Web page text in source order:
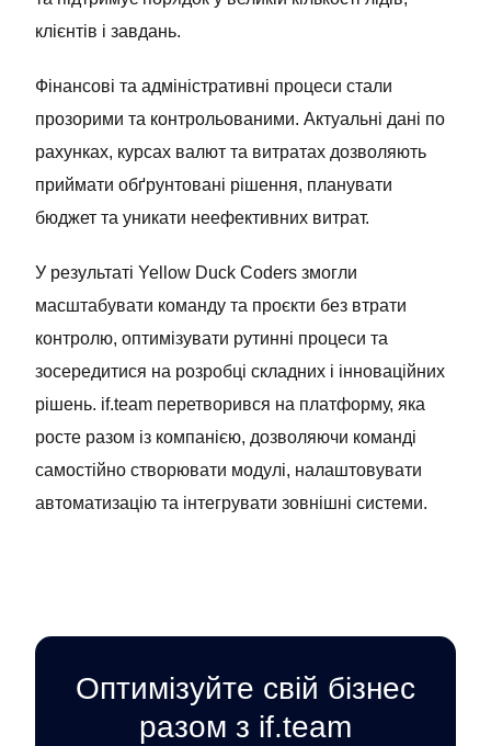
клієнтів і завдань.
Фінансові та адміністративні процеси стали
прозорими та контрольованими. Актуальні дані по
рахунках, курсах валют та витратах дозволяють
приймати обґрунтовані рішення, планувати
бюджет та уникати неефективних витрат.
У результаті Yellow Duck Coders змогли
масштабувати команду та проєкти без втрати
контролю, оптимізувати рутинні процеси та
зосередитися на розробці складних і інноваційних
рішень. if.team перетворився на платформу, яка
росте разом із компанією, дозволяючи команді
самостійно створювати модулі, налаштовувати
автоматизацію та інтегрувати зовнішні системи.
Оптимізуйте свій бізнес
разом з if.team